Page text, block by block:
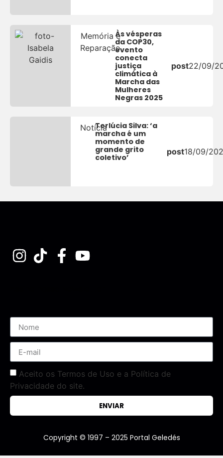
Memória e
Reparação
Às vésperas
da COP30,
evento
conecta
justiça
climática à
Marcha das
Mulheres
Negras 2025
post22/09/
NotíciaTerlúcia Silva: ‘a
marcha é um
momento de
grande grito
coletivo’
post18/09/
Aceito os Termos de Uso e a Política de
Privacidade do site.
ENVIAR
Copyright © 1997 – 2025 Portal Geledés